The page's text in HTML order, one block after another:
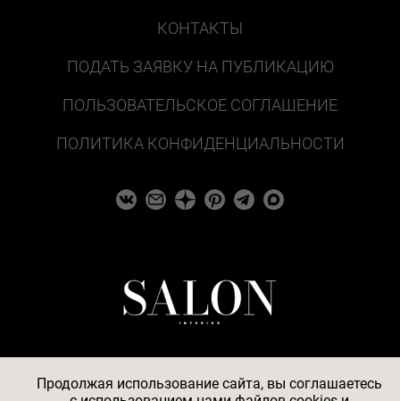
КОНТАКТЫ
ПОДАТЬ ЗАЯВКУ НА ПУБЛИКАЦИЮ
ПОЛЬЗОВАТЕЛЬСКОЕ СОГЛАШЕНИЕ
ПОЛИТИКА КОНФИДЕНЦИАЛЬНОСТИ
Продолжая использование сайта, вы соглашаетесь